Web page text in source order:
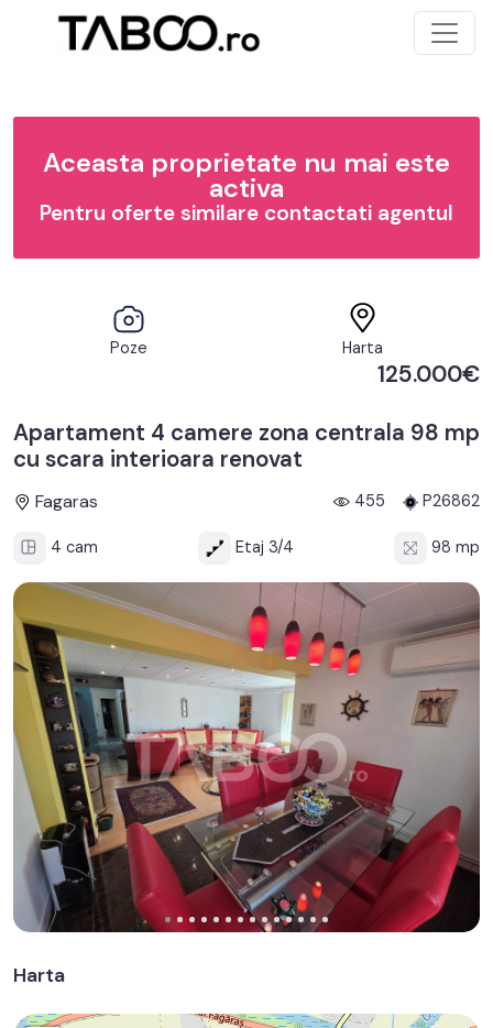
Aceasta proprietate nu mai este
activa
Pentru oferte similare contactati agentul
Poze Harta
125.000€
Apartament 4 camere zona centrala 98 mp
cu scara interioara renovat
Fagaras 455 P26862
4 cam Etaj 3/4 98 mp
Harta